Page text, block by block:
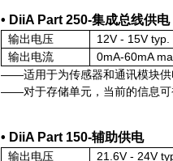
• DiiA Part 250-集成总线供电
输出电压
12V - 15V typ.
输出电流
0mA-60mA
——适用于为传感器和通讯模块供
——对于存储单元，当前的信息可
• DiiA Part 150-辅助供电
输出电压
21.6V - 24V